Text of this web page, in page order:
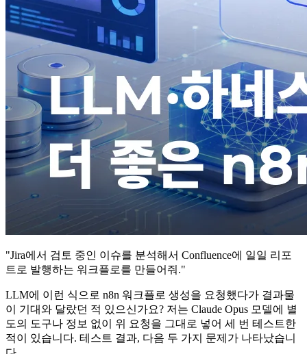
"Jira에서 검토 중인 이슈를 분석해서 Confluence에 일일 리포
트로 발행하는 워크플로를 만들어줘."
LLM에 이런 식으로 n8n 워크플로 생성을 요청했다가 결과물
이 기대와 달랐던 적 있으신가요? 저는 Claude Opus 모델에 별
도의 도구나 정보 없이 위 요청을 그대로 넣어 세 번 테스트한
적이 있습니다. 테스트 결과, 다음 두 가지 문제가 나타났습니